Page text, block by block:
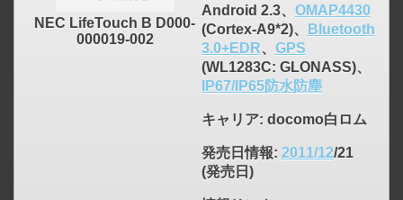
NEC LifeTouch B D000-
000019-002
Android 2.3、 OMAP4430
(Cortex-A9*2)、
Bluetooth
3.0+EDR、 GPS
(WL1283C: GLONASS)、
IP67/IP65防水防塵
キャリア: docomo白ロム
発売日情報: 2011/12/21
(発売日)